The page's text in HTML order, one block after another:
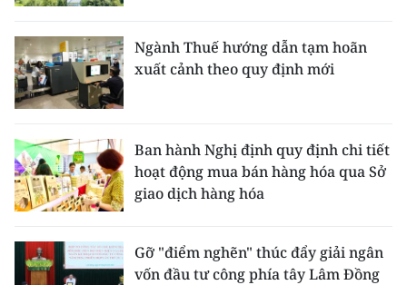
Ngành Thuế hướng dẫn tạm hoãn
xuất cảnh theo quy định mới
Ban hành Nghị định quy định chi tiết
hoạt động mua bán hàng hóa qua Sở
giao dịch hàng hóa
Gỡ "điểm nghẽn" thúc đẩy giải ngân
vốn đầu tư công phía tây Lâm Đồng